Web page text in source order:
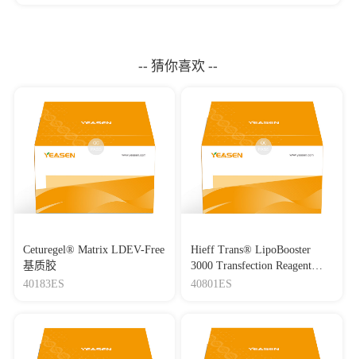
-- 猜你喜欢 --
Ceturegel® Matrix LDEV-Free
基质胶
40183ES
Hieff Trans® LipoBooster
3000 Transfection Reagent
Lipo3000转染试剂
40801ES